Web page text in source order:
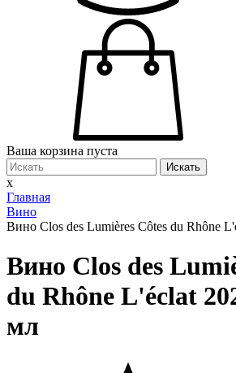
Ваша корзина пуста
Искать
x
Главная
Вино
Вино Clos des Lumières Côtes du Rhône
Вино Clos des
du Rhône L'éclat
мл